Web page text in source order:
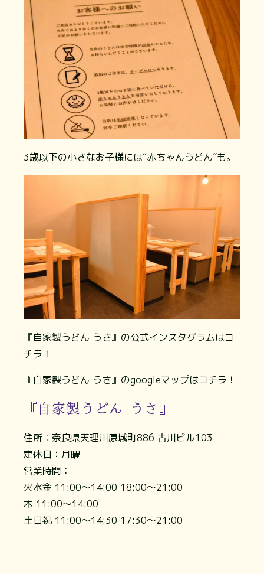
3歳以下の小さなお子様には“赤ちゃんうどん”も。
『自家製うどん うさ』の公式インスタグラムはコ
チラ！
『自家製うどん うさ』のgoogleマップはコチラ！
『自家製うどん うさ』
住所：奈良県天理川原城町886 古川ビル103
定休日：月曜
営業時間：
火水金 11:00〜14:00 18:00〜21:00
木 11:00〜14:00
土日祝 11:00〜14:30 17:30〜21:00